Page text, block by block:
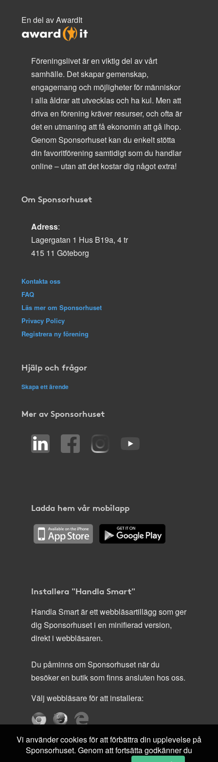
En del av AwardIt
Föreningslivet är en viktig del av vårt
samhälle. Det skapar gemenskap,
engagemang och möjligheter för människor
i alla åldrar att utvecklas och ha kul. Men att
driva en förening kräver resurser, och ofta är
det en utmaning att få ekonomin att gå ihop.
Genom Sponsorhuset kan du enkelt stötta
din favoritförening samtidigt som du handlar
online – utan att det kostar dig något extra!
Om Sponsorhuset
Adress:
Lagergatan 1 Hus B19a, 4 tr
415 11 Göteborg
Kontakta oss
FAQ
Läs mer om Sponsorhuset
Privacy Policy
Registrera ny förening
Hjälp och frågor
Skapa ett ärende
Mer av Sponsorhuset
Ladda hem vår mobilapp
Installera "Handla Smart"
Handla Smart är ett webbläsartillägg som ger
dig Sponsorhuset i en minifierad version,
direkt i webbläsaren.
Du påminns om Sponsorhuset när du
besöker en butik som finns ansluten hos oss.
Välj webbläsare för att installera:
Vi använder cookies för att förbättra din upplevelse på
Sponsorhuset. Genom att fortsätta godkänner du